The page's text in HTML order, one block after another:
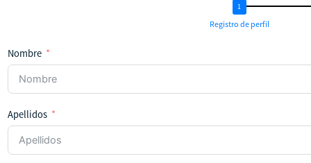
Registro de perfil
Nombre
Apellidos